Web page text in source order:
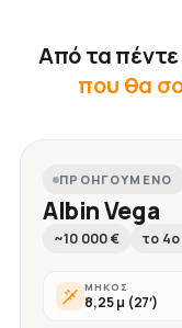
Από τα
που θα
ΠΡΟΗΓΟΎΜΕΝΟ
Albin Vega
~10 000 € το
ΜΉΚΟΣ
8,25 μ (27′)